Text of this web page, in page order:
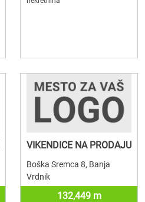
VIKENDICE NA PRODAJU
Boška Sremca 8, Banja
Vrdnik
132,449 m